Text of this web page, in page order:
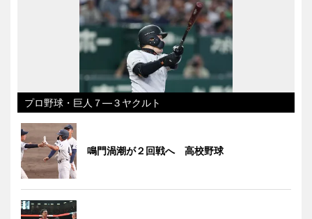
プロ野球・巨人７―３ヤクルト
鳴門渦潮が２回戦へ 高校野球